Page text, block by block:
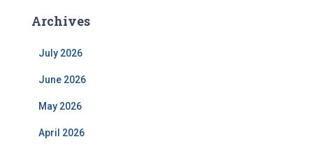
Archives
July 2026
June 2026
May 2026
April 2026